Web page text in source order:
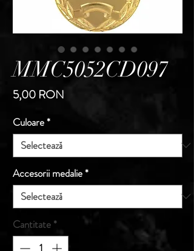
MMC5052CD097
5,00 RON
Culoare*
Accesorii medalie*
Cantitate *